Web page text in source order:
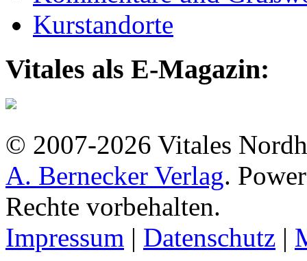
Kurstandorte
Vitales als E-Magazin:
© 2007-2026 Vitales
A. Bernecker Verlag.
Rechte vorbehalten.
Impressum | Datenschutz |